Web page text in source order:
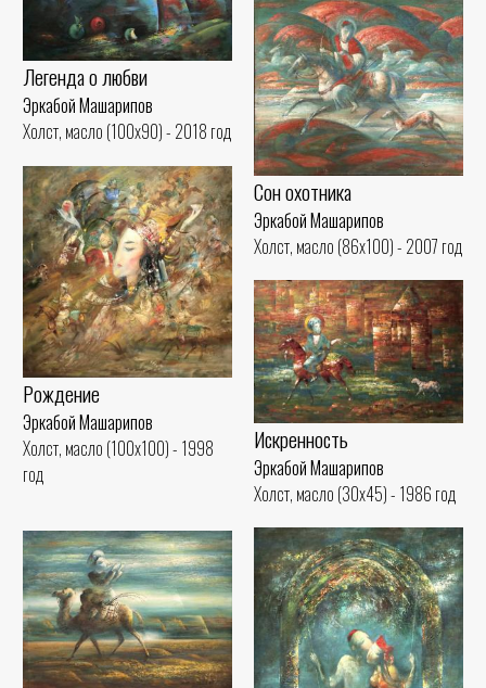
Легенда о любви
Эркабой Машарипов
Холст, масло (100x90) - 2018 год
Сон охотника
Эркабой Машарипов
Холст, масло (86x100) - 2007 год
Рождение
Эркабой Машарипов
Холст, масло (100x100) - 1998
год
Искренность
Эркабой Машарипов
Холст, масло (30x45) - 1986 год